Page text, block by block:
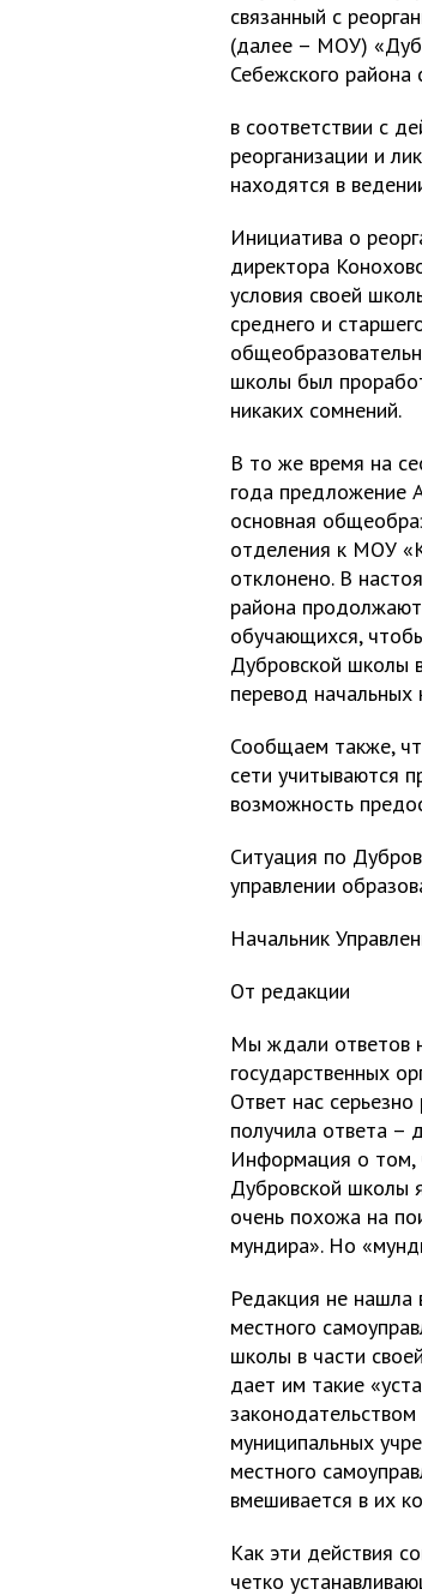
связанный с
(далее – МОУ)
Себежского
в соответствии с
реорганизации и
находятся в
Инициатива о
директора
условия своей
среднего и
школы был
никаких сомнений.
В то же время на
года предложение
основная
отделения к МОУ
отклонено. В
района
обучающихся,
Дубровской школы
перевод начальных
Сообщаем также,
сети учитываются
возможность
Ситуация по
управлении
Начальник
От редакции
Мы ждали ответов
государственных
Ответ нас
получила ответа –
Информация о том,
Дубровской школы
очень похожа на
мундира». Но
Редакция не нашла
местного
школы в части
дает им такие
муниципальных
местного
вмешивается в их
Как эти действия
четко